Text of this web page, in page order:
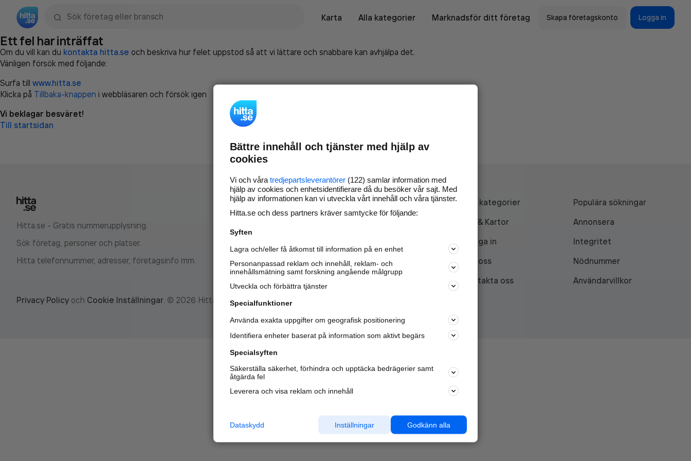
Karta
Alla kategorier Marknadsför ditt företag Skapa företagskonto Logga in
Ett fel har inträffat
Om du vill kan du kontakta hitta.se och beskriva hur felet uppstod så att vi lättare och snabbare kan avhjälpa det.
Vänligen försök med följande:
Surfa till www.hitta.se
Klicka på Tillbaka-knappen i webbläsaren och försök igen
Vi beklagar besväret!
Till startsidan
Hitta.se - Gratis nummerupplysning.
Sök företag, personer och platser.
Hitta telefonnummer, adresser, företagsinfo mm.
Marknadsför företaget på
nya kunder och
samarbetspartners nära dig.
Läs mer här
Alla kategorier
Populära sökningar
API & Kartor
Annonsera
Logga in
Integritet
Om oss
Nödnummer
Kontakta oss
Användarvillkor
Privacy Policy och Cookie Inställningar. © 2026 Hitta.se
Bättre innehåll och tjänster med hjälp av
cookies
Vi och våra tredjepartsleverantörer (122) samlar information med
hjälp av cookies och enhetsidentifierare då du besöker vår sajt. Med
hjälp av informationen kan vi utveckla vårt innehåll och våra tjänster.
Hitta.se och dess partners kräver samtycke för följande:
Syften
Lagra och/eller få åtkomst till information på en enhet
Personanpassad reklam och innehåll, reklam- och
innehållsmätning samt forskning angående målgrupp
Utveckla och förbättra tjänster
Specialfunktioner
Använda exakta uppgifter om geografisk positionering
Identifiera enheter baserat på information som aktivt begärs
Specialsyften
Säkerställa säkerhet, förhindra och upptäcka bedrägerier samt
åtgärda fel
Leverera och visa reklam och innehåll
Godkänn alla
Inställningar
Dataskydd